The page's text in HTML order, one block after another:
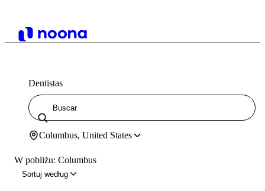
Dentistas
Columbus, United States
W pobliżu: Columbus
Sortuj według